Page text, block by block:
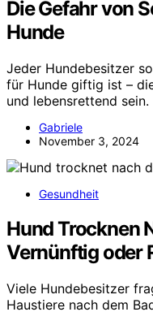
Die Gefahr von
Hunde
Jeder Hundebesitzer
für Hunde giftig ist –
und lebensrettend sein.
Gabriele
November 3, 2024
Gesundheit
Hund Trocknen
Vernünftig oder
Viele Hundebesitzer
Haustiere nach dem